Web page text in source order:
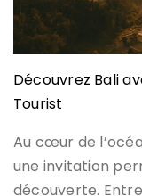
Découvrez Bali
Tourist
Au cœur de
une invitation
découverte.